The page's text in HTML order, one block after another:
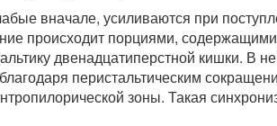
вначале, усиливаются при
происходит порциями,
двенадцатиперстной кишки. В
перистальтическим
зоны. Такая